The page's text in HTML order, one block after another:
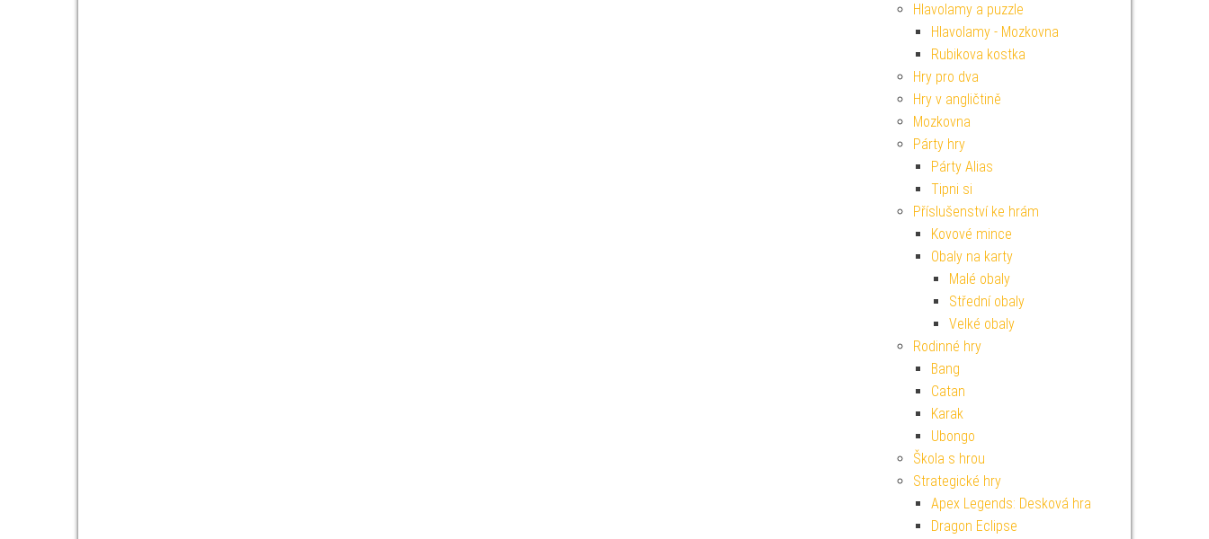
Hlavolamy a puzzle
Hlavolamy - Mozkovna
Rubikova kostka
Hry pro dva
Hry v angličtině
Mozkovna
Párty hry
Párty Alias
Tipni si
Příslušenství ke hrám
Kovové mince
Obaly na karty
Malé obaly
Střední obaly
Velké obaly
Rodinné hry
Bang
Catan
Karak
Ubongo
Škola s hrou
Strategické hry
Apex Legends: Desková hra
Dragon Eclipse